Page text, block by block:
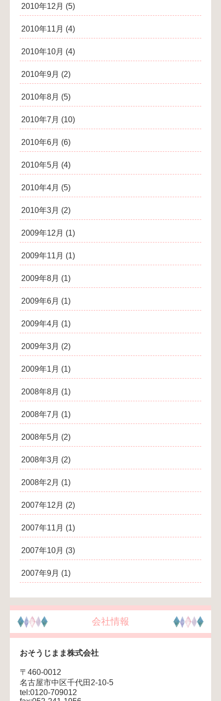
2010年12月 (5)
2010年11月 (4)
2010年10月 (4)
2010年9月 (2)
2010年8月 (5)
2010年7月 (10)
2010年6月 (6)
2010年5月 (4)
2010年4月 (5)
2010年3月 (2)
2009年12月 (1)
2009年11月 (1)
2009年8月 (1)
2009年6月 (1)
2009年4月 (1)
2009年3月 (2)
2009年1月 (1)
2008年8月 (1)
2008年7月 (1)
2008年5月 (2)
2008年3月 (2)
2008年2月 (1)
2007年12月 (2)
2007年11月 (1)
2007年10月 (3)
2007年9月 (1)
会社情報
おそうじまま株式会社
〒460-0012
名古屋市中区千代田2-10-5
tel:0120-709012